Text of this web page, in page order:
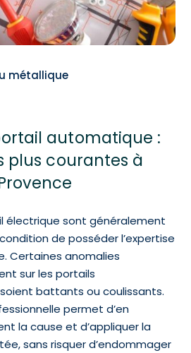
automatique :
plus courantes à
électrique sont généralement
de posséder l’expertise
Certaines anomalies
sur les portails
battants ou coulissants.
permet d’en
la cause et d’appliquer la
sans risquer d’endommager